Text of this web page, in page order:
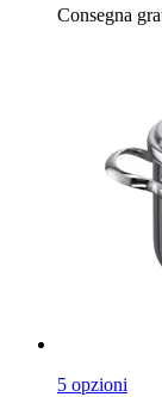
Consegna
5 opzioni